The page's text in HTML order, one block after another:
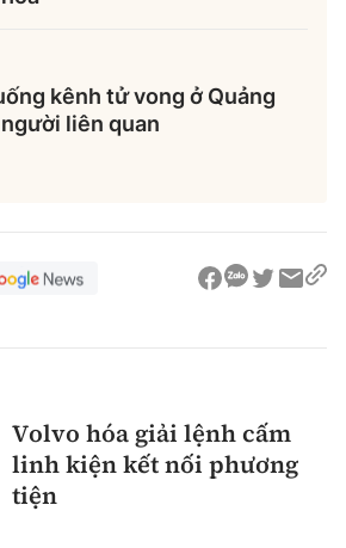
kênh tử vong ở Quảng
liên quan
Volvo hóa giải lệnh cấm
linh kiện kết nối phương
tiện